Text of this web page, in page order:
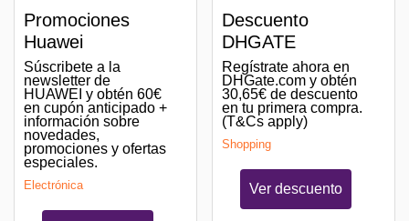
Promociones
Huawei
Súscribete a la
newsletter de
HUAWEI y obtén 60€
en cupón anticipado +
información sobre
novedades,
promociones y ofertas
especiales.
Electrónica
Descuento
DHGATE
Regístrate ahora en
DHGate.com y obtén
30,65€ de descuento
en tu primera compra.
(T&Cs apply)
Shopping
Ver descuento